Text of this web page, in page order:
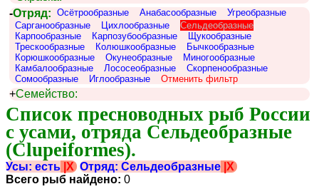
-Отряд: Осётрообразные Анабасообразные
Угреобразные
Сарганообразные
Цихлообразные
Сельдеобразные
Карпообразные
Карпозубообразные
Щукообразные
Трескообразные
Колюшкообразные
Бычкообразные
Корюшкообразные
Окунеобразные
Миногообразные
Камбалообразные
Лососеобразные
Скорпенообразные
Сомообразные
Иглообразные Отменить фильтр
+Семейство:
Список пресноводных рыб России
с усами, отряда Сельдеобразные
(Clupeiformes).
Усы: есть |X Отряд: Сельдеобразные |X
Всего рыб найдено: 0